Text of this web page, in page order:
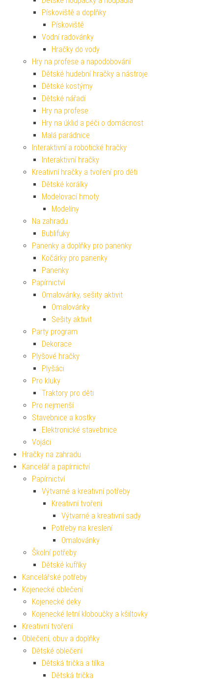
Pískoviště a doplňky
Pískoviště
Vodní radovánky
Hračky do vody
Hry na profese a napodobování
Dětské hudební hračky a nástroje
Dětské kostýmy
Dětské nářadí
Hry na profese
Hry na úklid a péči o domácnost
Malá parádnice
Interaktivní a robotické hračky
Interaktivní hračky
Kreativní hračky a tvoření pro děti
Dětské korálky
Modelovací hmoty
Modelíny
Na zahradu
Bublifuky
Panenky a doplňky pro panenky
Kočárky pro panenky
Panenky
Papírnictví
Omalovánky, sešity aktivit
Omalovánky
Sešity aktivit
Party program
Dekorace
Plyšové hračky
Plyšáci
Pro kluky
Traktory pro děti
Pro nejmenší
Stavebnice a kostky
Elektronické stavebnice
Vojáci
Hračky na zahradu
Kancelář a papírnictví
Papírnictví
Výtvarné a kreativní potřeby
Kreativní tvoření
Výtvarné a kreativní sady
Potřeby na kreslení
Omalovánky
Školní potřeby
Dětské kufříky
Kancelářské potřeby
Kojenecké oblečení
Kojenecké deky
Kojenecké letní kloboučky a kšiltovky
Kreativní tvoření
Oblečení, obuv a doplňky
Dětské oblečení
Dětská trička a tílka
Dětská trička